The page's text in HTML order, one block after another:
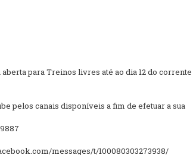
para Treinos livres até ao dia 12 do corrente
pelos canais disponíveis a fim de efetuar a sua
messages/t/100080303273938/